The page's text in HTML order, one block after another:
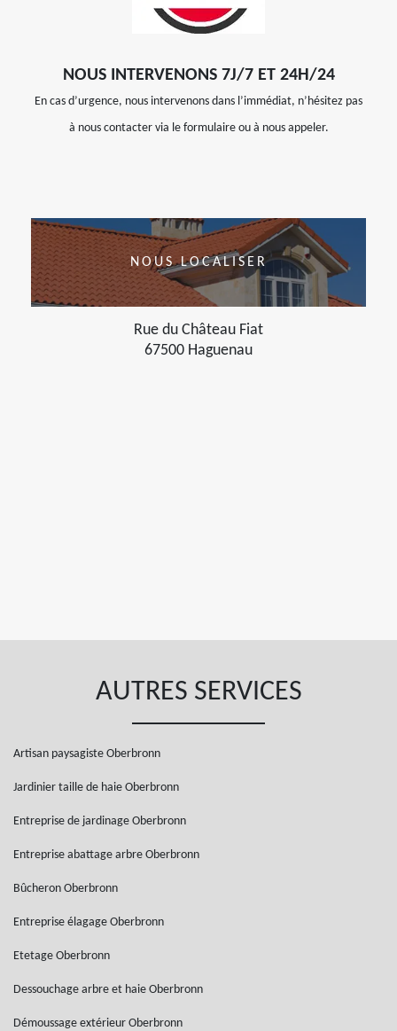
NOUS INTERVENONS 7J/7 ET 24H/24
En cas d’urgence, nous intervenons dans l’immédiat, n’hésitez pas
à nous contacter via le formulaire ou à nous appeler.
NOUS LOCALISER
Rue du Château Fiat
67500 Haguenau
AUTRES SERVICES
Artisan paysagiste Oberbronn
Jardinier taille de haie Oberbronn
Entreprise de jardinage Oberbronn
Entreprise abattage arbre Oberbronn
Bûcheron Oberbronn
Entreprise élagage Oberbronn
Etetage Oberbronn
Dessouchage arbre et haie Oberbronn
Démoussage extérieur Oberbronn